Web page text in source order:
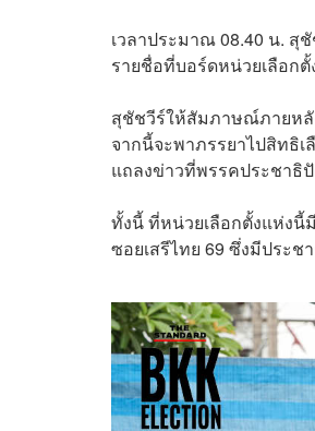
เวลาประมาณ 08.40 น. สุ
รายชื่อที่บอร์ดหน่วยเลือก
สุชัชวีร์ให้สัมภาษณ์ภายหลั
จากนี้จะพาภรรยาไปสิทธิ
แถลงข่าวที่พรรคประชาธิ
ทั้งนี้ ที่หน่วยเลือกตั้งแห่งนี้
ซอยเสรีไทย 69 ซึ่งมีประช